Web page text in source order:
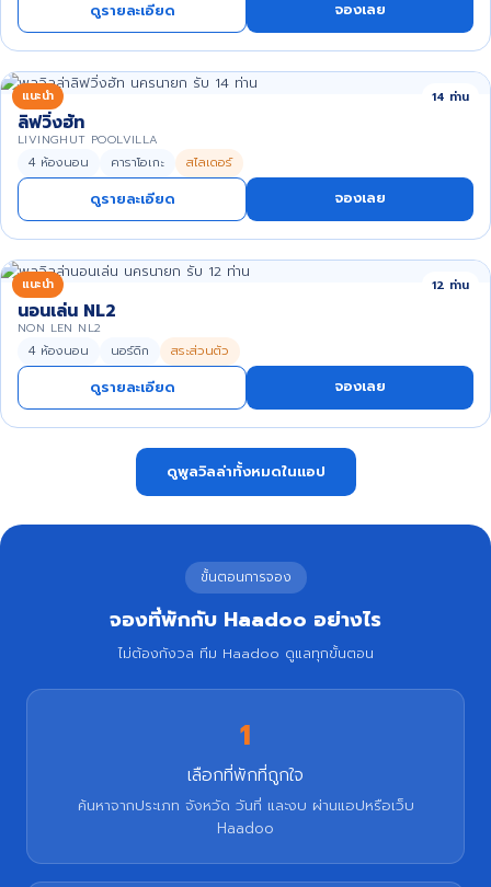
ดูรายละเอียด จองเลย
แนะนำ 14 ท่าน
ลิฟวิ่งฮัท
LIVINGHUT POOLVILLA
4 ห้องนอน คาราโอเกะ สไลเดอร์
ดูรายละเอียด จองเลย
แนะนำ 12 ท่าน
นอนเล่น NL2
NON LEN NL2
4 ห้องนอน นอร์ดิก สระส่วนตัว
ดูรายละเอียด จองเลย
ดูพูลวิลล่าทั้งหมดในแอป
ขั้นตอนการจอง
จองที่พักกับ Haadoo อย่างไร
ไม่ต้องกังวล ทีม Haadoo ดูแลทุกขั้นตอน
1
เลือกที่พักที่ถูกใจ
ค้นหาจากประเภท จังหวัด วันที่ และงบ ผ่านแอปหรือเว็บ
Haadoo